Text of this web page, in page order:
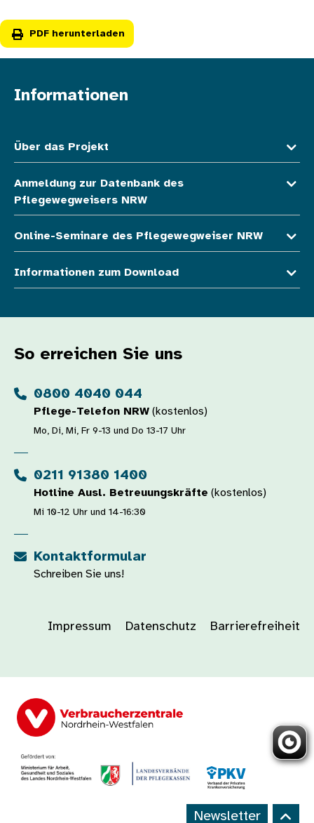
PDF herunterladen
Informationen
Über das Projekt
Anmeldung zur Datenbank des
Pflegewegweisers NRW
Online-Seminare des Pflegewegweiser NRW
Informationen zum Download
So erreichen Sie uns
0800 4040 044
Pflege-Telefon NRW (kostenlos)
Mo, Di, Mi, Fr 9-13 und Do 13-17 Uhr
0211 91380 1400
Hotline Ausl. Betreuungskräfte (kostenlos)
Mi 10-12 Uhr und 14-16:30
Kontaktformular
Schreiben Sie uns!
Impressum Datenschutz Barrierefreiheit
Newsletter